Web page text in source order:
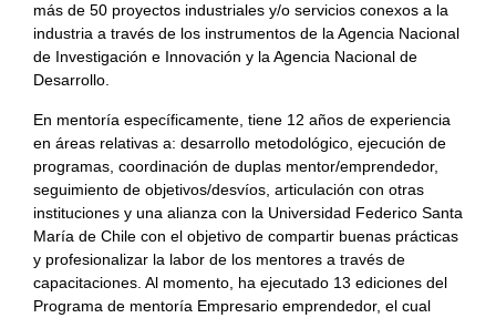
más de 50 proyectos industriales y/o servicios conexos a la
industria a través de los instrumentos de la Agencia Nacional
de Investigación e Innovación y la Agencia Nacional de
Desarrollo.
En mentoría específicamente, tiene 12 años de experiencia
en áreas relativas a: desarrollo metodológico, ejecución de
programas, coordinación de duplas mentor/emprendedor,
seguimiento de objetivos/desvíos, articulación con otras
instituciones y una alianza con la Universidad Federico Santa
María de Chile con el objetivo de compartir buenas prácticas
y profesionalizar la labor de los mentores a través de
capacitaciones. Al momento, ha ejecutado 13 ediciones del
Programa de mentoría Empresario emprendedor, el cual